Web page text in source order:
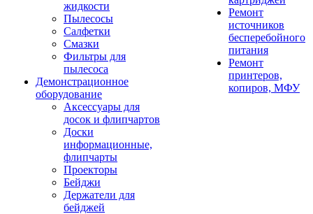
жидкости
Пылесосы
Салфетки
Смазки
Фильтры для
пылесоса
Демонстрационное
оборудование
Аксессуары для
досок и флипчартов
Доски
информационные,
флипчарты
Проекторы
Бейджи
Держатели для
бейджей
Ремонт
источников
бесперебойного
питания
Ремонт
принтеров,
копиров, МФУ